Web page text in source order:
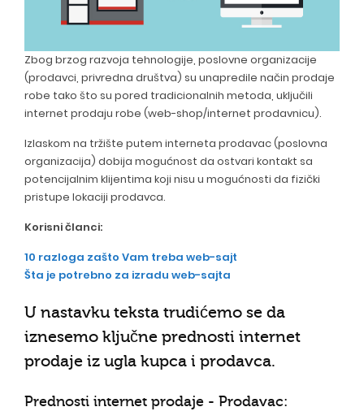
Zbog brzog razvoja tehnologije, poslovne organizacije
(prodavci, privredna društva) su unapredile način prodaje
robe tako što su pored tradicionalnih metoda, uključili
internet prodaju robe (web-shop/internet prodavnicu).
Izlaskom na tržište putem interneta prodavac (poslovna
organizacija) dobija mogućnost da ostvari kontakt sa
potencijalnim klijentima koji nisu u mogućnosti da fizički
pristupe lokaciji prodavca.
Korisni članci:
10 razloga zašto Vam treba web-sajt
Šta je potrebno za izradu web-sajta
U nastavku teksta trudićemo se da
iznesemo ključne prednosti internet
prodaje iz ugla kupca i prodavca.
Prednosti internet prodaje - Prodavac: